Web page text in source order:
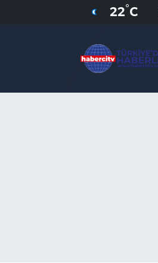
22°C
Nöbetçi Eczaneler
Hava Durumu